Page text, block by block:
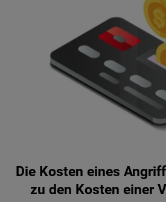
Die Kosten eines
zu den Kosten einer